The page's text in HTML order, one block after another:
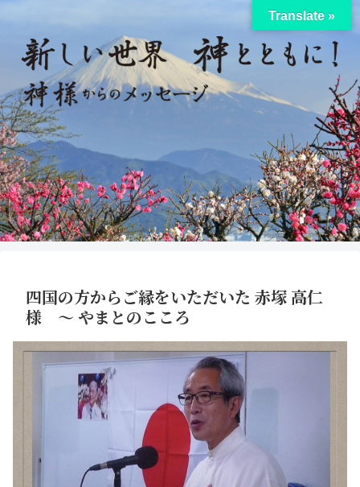
四国の方からご縁をいただいた 赤塚 高仁
様 ～ やまとのこころ
Translate »